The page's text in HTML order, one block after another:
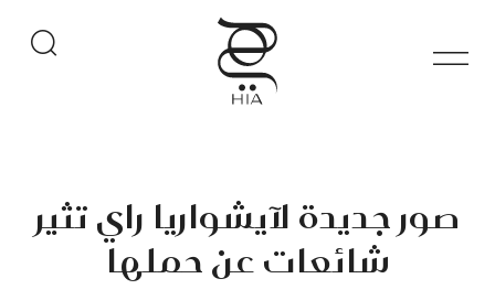
صور جديدة لآيشواريا راي تثير
شائعات عن حملها